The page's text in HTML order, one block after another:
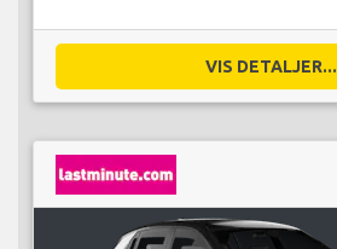
VIS DETALJER...